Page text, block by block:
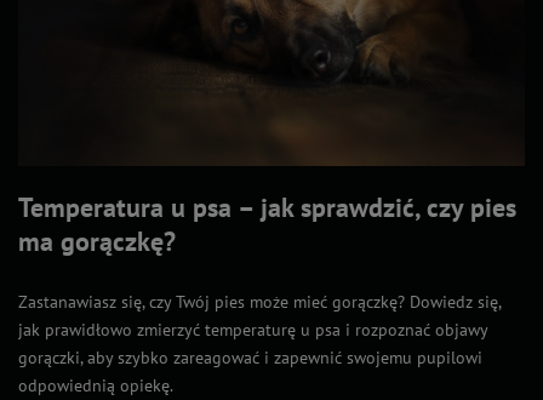
Temperatura u psa – jak sprawdzić, czy pies
ma gorączkę?
Zastanawiasz się, czy Twój pies może mieć gorączkę? Dowiedz się,
jak prawidłowo zmierzyć temperaturę u psa i rozpoznać objawy
gorączki, aby szybko zareagować i zapewnić swojemu pupilowi
odpowiednią opiekę.